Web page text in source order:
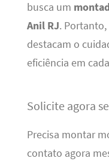
busca um
Anil RJ. Portanto,
destacam o
eficiência em
Solicite agora
Precisa montar
contato agora